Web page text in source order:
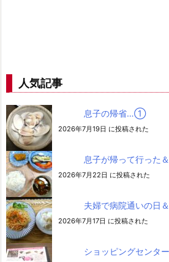
人気記事
息子の帰省…➀
2026年7月19日 に投稿された
息子が帰って行った
2026年7月22日 に投稿された
夫婦で病院通いの日
2026年7月17日 に投稿された
ショッピングセンタ